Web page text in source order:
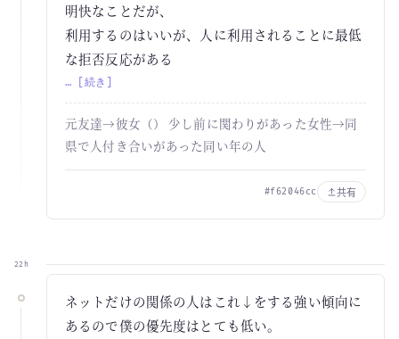
明快なことだが、
利用するのはいいが、人に利用されることに最低
な拒否反応がある
… [続き]
元友達→彼女（） 少し前に関わりがあった女性→同
県で人付き合いがあった同い年の人
#f62046cc 共有
22h
ネットだけの関係の人はこれ↓をする強い傾向に
あるので僕の優先度はとても低い。